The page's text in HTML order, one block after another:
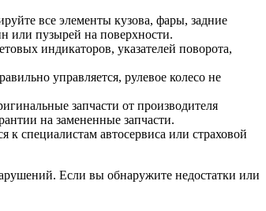
все элементы кузова, фары, задние
или пузырей на поверхности.
индикаторов, указателей поворота,
управляется, рулевое колесо не
запчасти от производителя
на замененные запчасти.
специалистам автосервиса или страховой
Если вы обнаружите недостатки или